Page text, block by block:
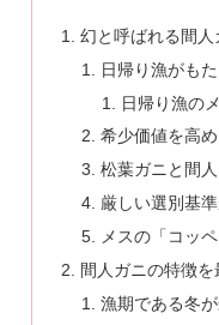
幻と呼ばれる間人
日帰り漁がも
日帰り漁の
希少価値を高
松葉ガニと間
厳しい選別基
メスの「コッ
間人ガニの特徴
漁期である冬